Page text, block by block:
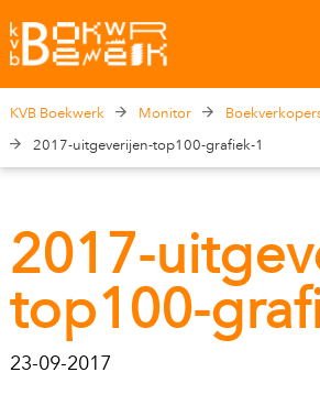
KVB Boekwerk Monitor
2017-uitgeverijen-top100-grafiek-1
2017-
top100-
23-09-2017